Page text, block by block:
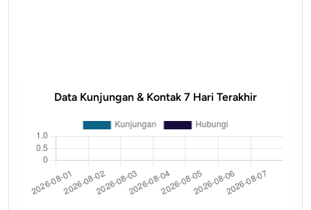
Data Kunjungan & Kontak 7 Hari Terakhir